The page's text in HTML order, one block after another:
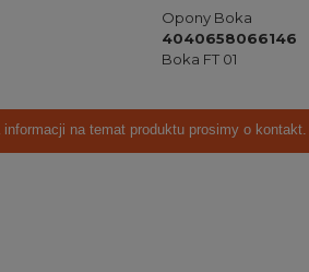
Opony Boka
4040658066146
Boka FT 01
na temat produktu prosimy o kontakt.